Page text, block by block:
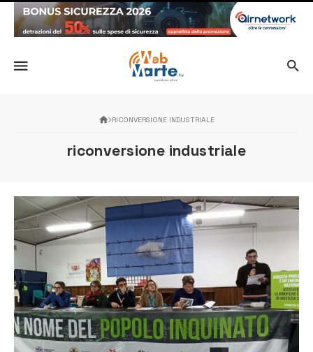
RICONVERSIONE INDUSTRIALE
riconversione industriale